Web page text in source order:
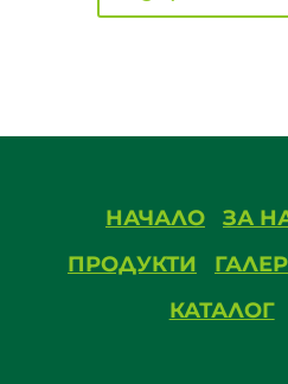
НАЧАЛО ЗА
ПРОДУКТИ
КАТАЛОГ